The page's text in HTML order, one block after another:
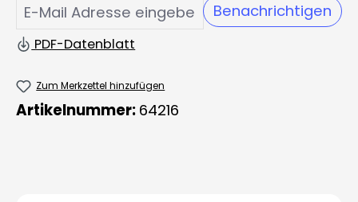
Benachrichtigen
PDF-Datenblatt
Zum Merkzettel hinzufügen
Artikelnummer: 64216